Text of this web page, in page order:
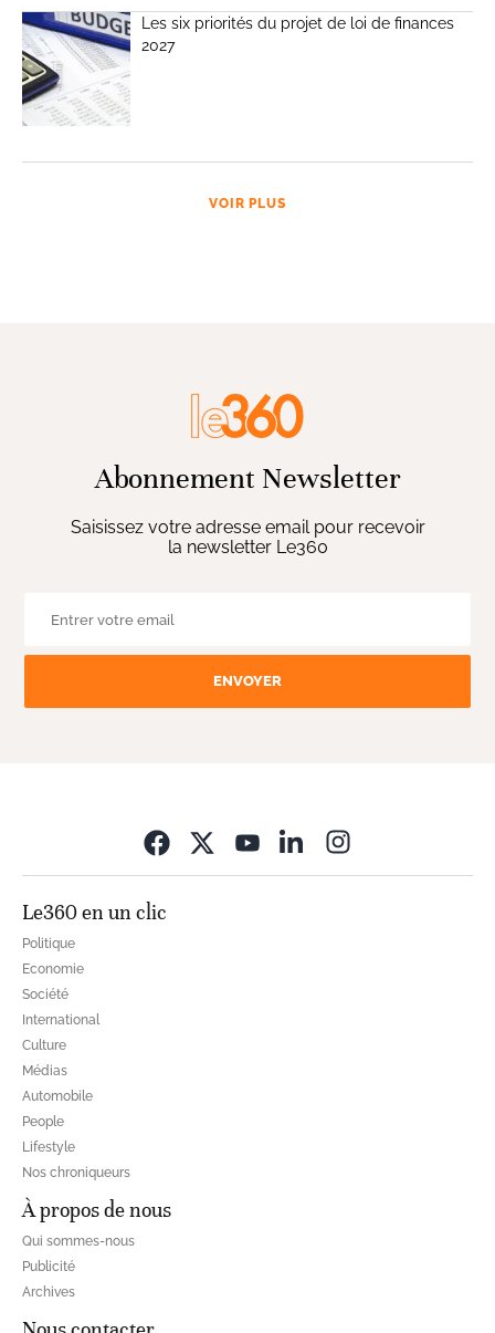
Les six priorités du projet de loi de finances
2027
VOIR PLUS
Abonnement Newsletter
Saisissez votre adresse email pour recevoir
la newsletter Le360
ENVOYER
Le360 en un clic
Politique
Economie
Société
International
Culture
Médias
Automobile
People
Lifestyle
Nos chroniqueurs
À propos de nous
Qui sommes-nous
Publicité
Archives